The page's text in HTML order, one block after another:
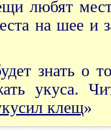
любят
на шее и
знать о
укуса.
клещ»